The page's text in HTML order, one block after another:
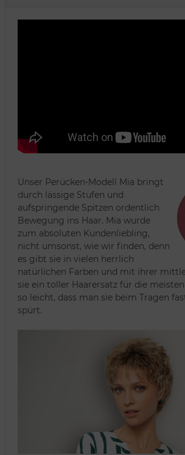
Unser Perücken-Modell Mia bringt
durch lässige Stufen und
aufspringende Spitzen ordentlich
Bewegung ins Haar. Mia wurde
zum absoluten Kundenliebling,
nicht umsonst, wie wir finden, denn
es gibt sie in vielen herrlich
natürlichen Farben und mit ihrer
sie ein toller Haarersatz für die
so leicht, dass man sie beim Tragen
spürt.